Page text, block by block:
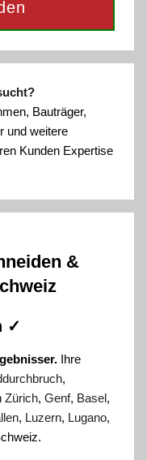
Bauträger,
und weitere
Kunden Expertise
&
✓
Ihre
,
Zürich, Genf, Basel,
, Luzern, Lugano,